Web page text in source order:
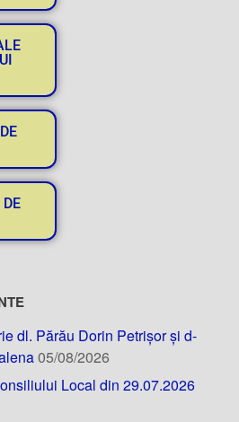
dl. Părău Dorin Petrișor și d-
05/08/2026
Local din 29.07.2026